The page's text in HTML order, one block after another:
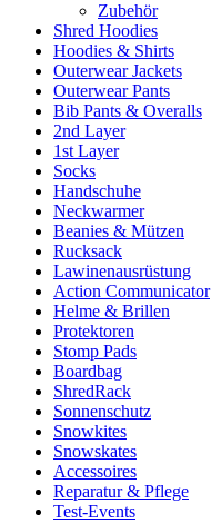
Zubehör
Shred Hoodies
Hoodies & Shirts
Outerwear Jackets
Outerwear Pants
Bib Pants & Overalls
2nd Layer
1st Layer
Socks
Handschuhe
Neckwarmer
Beanies & Mützen
Rucksack
Lawinenausrüstung
Action Communicator
Helme & Brillen
Protektoren
Stomp Pads
Boardbag
ShredRack
Sonnenschutz
Snowkites
Snowskates
Accessoires
Reparatur & Pflege
Test-Events